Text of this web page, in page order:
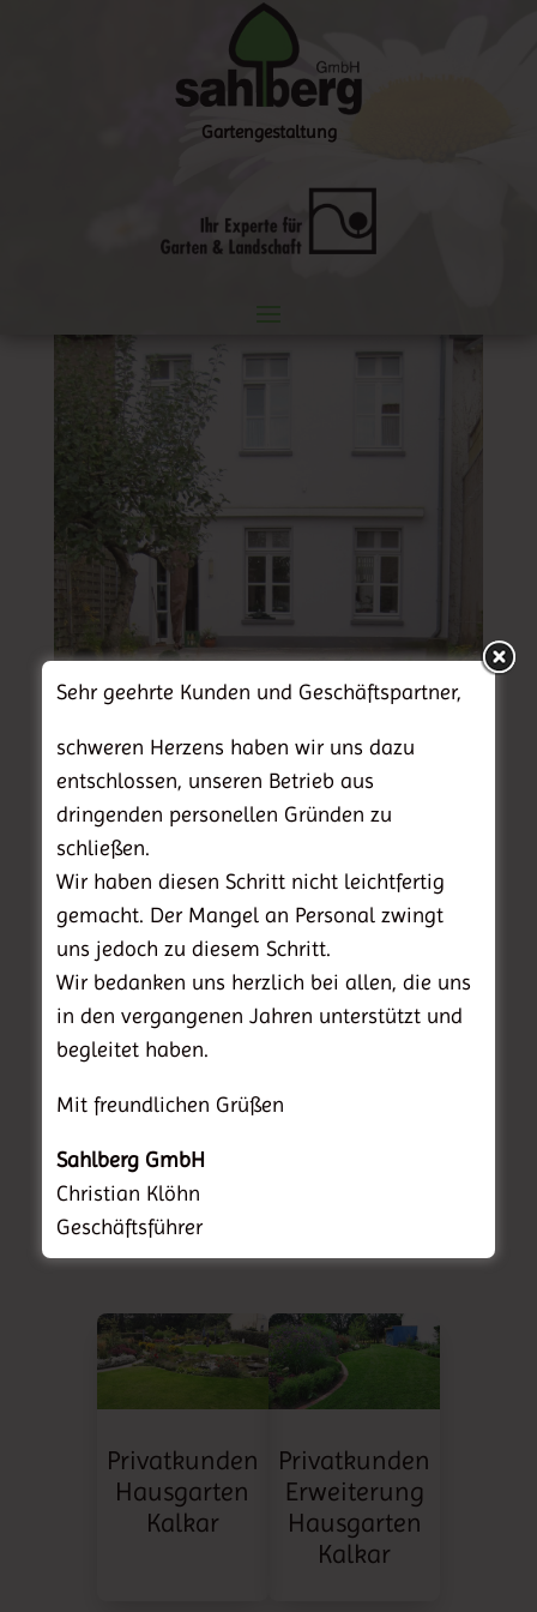
Gartengestaltung
Privatkunden
Privatkunden
Hausgarten
Kalkar
Privatkunden
Erweiterung
Hausgarten
Kalkar
Sehr geehrte Kunden und Geschäftspartner,
schweren Herzens haben wir uns dazu
entschlossen, unseren Betrieb aus
dringenden personellen Gründen zu
schließen.
Wir haben diesen Schritt nicht leichtfertig
gemacht. Der Mangel an Personal zwingt
uns jedoch zu diesem Schritt.
Wir bedanken uns herzlich bei allen, die uns
in den vergangenen Jahren unterstützt und
begleitet haben.
Mit freundlichen Grüßen
Sahlberg GmbH
Christian Klöhn
Geschäftsführer